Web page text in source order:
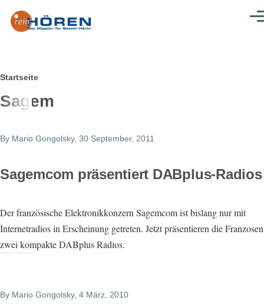
Pfadnavigation
Startseite
Sagem
By Mario Gongolsky, 30 September, 2011
Sagemcom präsentiert DABplus-Radios
Der französische Elektronikkonzern Sagemcom ist bislang nur mit
Internetradios in Erscheinung getreten. Jetzt präsentieren die Franzosen
zwei kompakte DABplus Radios.
By Mario Gongolsky, 4 März, 2010